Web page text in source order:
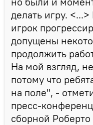
делать игру.
игрок
допущены
продолжить
На мой взгляд,
потому что
на поле", -
пресс-
сборной